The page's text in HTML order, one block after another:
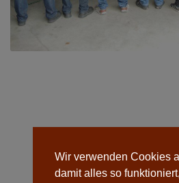
Wir verwenden Cookies
damit alles so